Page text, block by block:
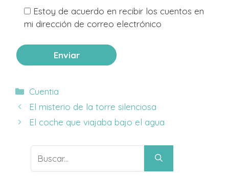
Estoy de acuerdo en recibir los cuentos en
mi dirección de correo electrónico
Categorías
Cuentia
El misterio de la torre silenciosa
El coche que viajaba bajo el agua